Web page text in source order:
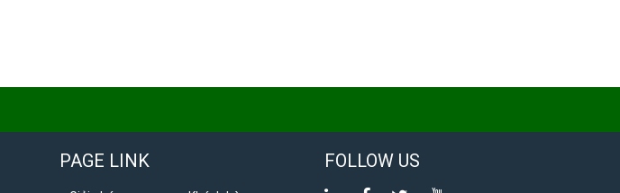
PAGE LINK FOLLOW US